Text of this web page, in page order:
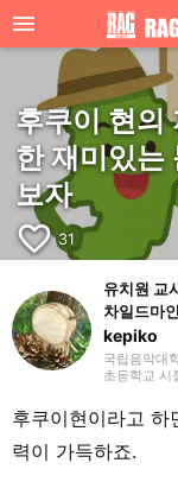
후쿠이 현의
한 재미있는
보자
favorite_border 31
유치원 교
차일드마
kepiko
국립음악대
초등학교 시
뒤, 싱가포
일본 문화와
이들과 교류
집 일을 통
후쿠이현이라고
력이 가득하죠.